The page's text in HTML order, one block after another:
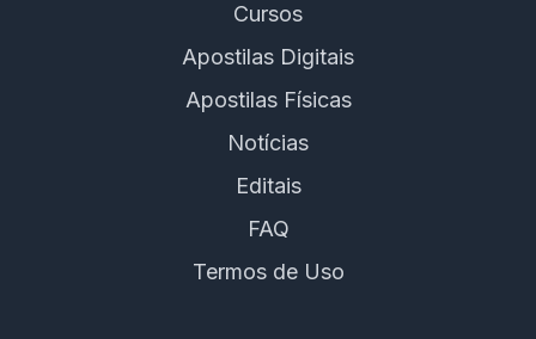
Cursos
Apostilas Digitais
Apostilas Físicas
Notícias
Editais
FAQ
Termos de Uso